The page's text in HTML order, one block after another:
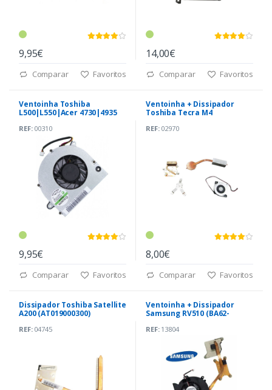
9,95€
Comparar Favoritos
14,00€
Comparar Favoritos
Ventoinha Toshiba
L500|L550|Acer 4730|4935
REF:00310
9,95€
Comparar Favoritos
Ventoinha + Dissipador
Toshiba Tecra M4
REF:02970
8,00€
Comparar Favoritos
Dissipador Toshiba Satellite
A200 (AT019000300)
REF:04745
Ventoinha + Dissipador
Samsung RV510 (BA62-
REF:13804